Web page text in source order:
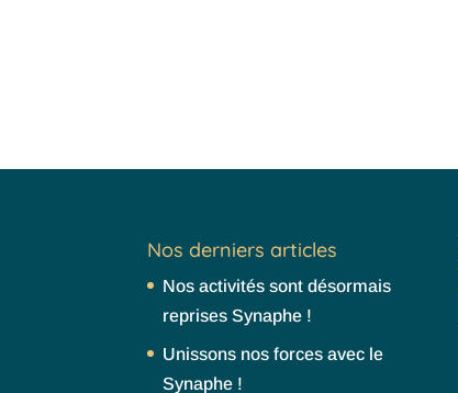
Nos derniers articles
Nos activités sont désormais
reprises Synaphe !
Unissons nos forces avec le
Synaphe !